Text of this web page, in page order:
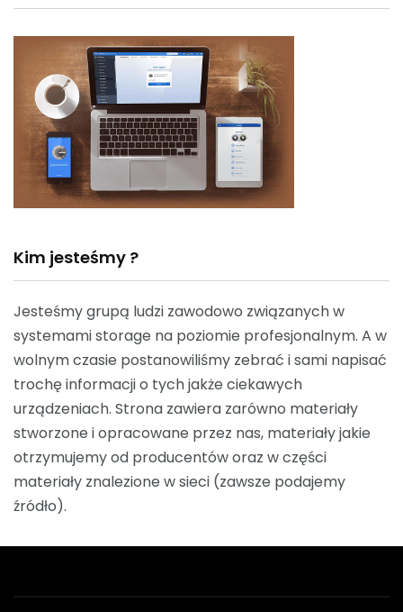
Kim jesteśmy ?
Jesteśmy grupą ludzi zawodowo związanych w
systemami storage na poziomie profesjonalnym. A w
wolnym czasie postanowiliśmy zebrać i sami napisać
trochę informacji o tych jakże ciekawych
urządzeniach. Strona zawiera zarówno materiały
stworzone i opracowane przez nas, materiały jakie
otrzymujemy od producentów oraz w części
materiały znalezione w sieci (zawsze podajemy
źródło).